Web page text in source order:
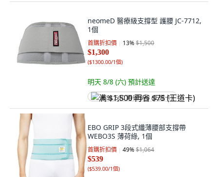
neomeD 醫療級支撐型 護腰 JC-7712,
1個
首購折扣價 13%$1,500
$1,300
($1300.00/1個)
明天 8/8 (六) 預計送達
满 $1,500 再省 $75 (王道卡)
EBO GRIP 3段式纖薄腰部支撐帶
WEBO3S 薄荷綠, 1個
首購折扣價 49%$1,064
$539
($539.00/1個)